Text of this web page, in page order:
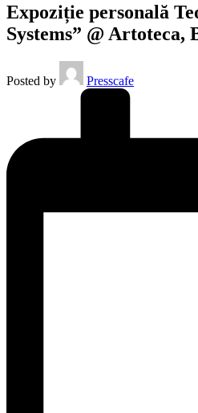
Expoziție personală
Systems” @ Artoteca,
Posted by Presscafe